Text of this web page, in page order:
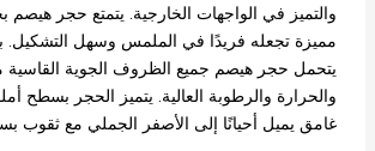
والتميز في الواجهات الخارجية. يتمتع حجر
مميزة تجعله فريدًا في الملمس وسهل التشكيل.
يتحمل حجر هيصم جميع الظروف الجوية القاسية
والحرارة والرطوبة العالية. يتميز الحجر بسطح
غامق يميل أحيانًا إلى الأصفر الجملي مع ثقوب